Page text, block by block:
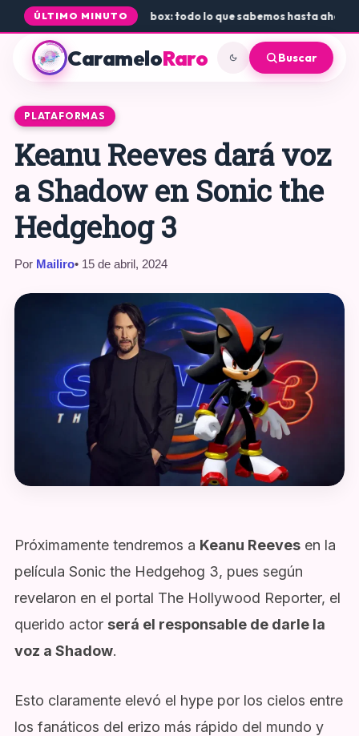
ÚLTIMO MINUTO
de Rogue Core a PS5 y Xbox: todo lo que sabemos hasta ahora
CarameloRaro Buscar
PLATAFORMAS
Keanu Reeves dará voz
a Shadow en Sonic the
Hedgehog 3
Por Mailiro• 15 de abril, 2024
Próximamente tendremos a Keanu Reevesen la
película Sonic the Hedgehog 3, pues según
revelaron en el portal The Hollywood Reporter, el
querido actor será el responsable de darle la
voz a Shadow.
Esto claramente elevó el hype por los cielos entre
los fanáticos del erizo más rápido del mundo y